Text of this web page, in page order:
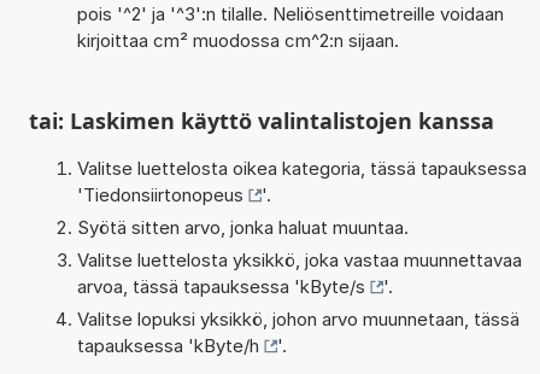
pois '^2' ja '^3':n tilalle. Neliösenttimetreille voidaan
kirjoittaa cm² muodossa cm^2:n sijaan.
tai: Laskimen käyttö valintalistojen kanssa
Valitse luettelosta oikea kategoria, tässä tapauksessa
'Tiedonsiirtonopeus
'.
Syötä sitten arvo, jonka haluat muuntaa.
Valitse luettelosta yksikkö, joka vastaa muunnettavaa
arvoa, tässä tapauksessa 'kByte/s
'.
Valitse lopuksi yksikkö, johon arvo muunnetaan, tässä
tapauksessa 'kByte/h '.